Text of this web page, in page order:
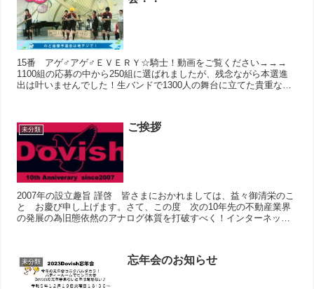
15番 アゲ♂アゲ♂ＥＶＥＲＹ☆騎士！動画をご覧ください→→→
1100組の応募の中から250組に選ばれましたが、残念ながら本選進
出は叶いませんでした！生バンドで1300人の舞台に立てた貴重な経
未分類 ご挨拶
2007年の設立趣旨 謹啓 皆さまにおかれましては、益々御清栄のこ
と お慶び申し上げます。さて、この度 次の10年先の不動産業界
の発展の為旧態依然のアナログ体質を打破すべく！インターネット
未分類 忘年会のお知らせ